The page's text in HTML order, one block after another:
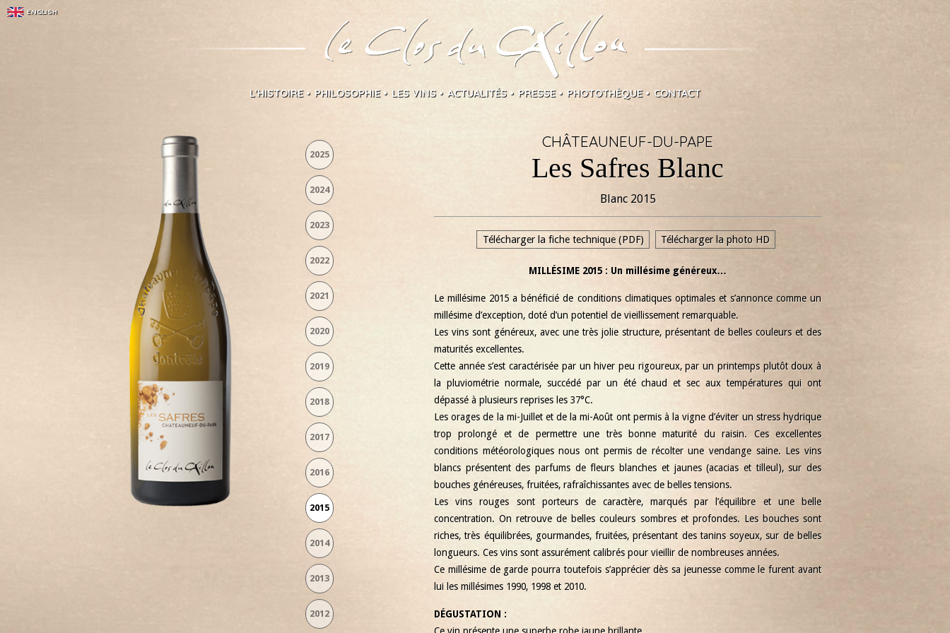
ENGLISH
L'HISTOIRE PHILOSOPHIE LES VINS ACTUALITÉS PRESSE PHOTOTHÈQUE CONTACT
2025
2024
2023
2022
2021
2020
2019
2018
2017
2016
2015
2014
2013
2012
CHÂTEAUNEUF-DU-PAPE
Les Safres Blanc
Blanc 2015
Télécharger la fiche technique (PDF) Télécharger la photo HD
MILLÉSIME 2015 : Un millésime généreux…
Le millésime 2015 a bénéficié de conditions climatiques optimales et s’annonce comme un
millésime d’exception, doté d’un potentiel de vieillissement remarquable.
Les vins sont généreux, avec une très jolie structure, présentant de belles couleurs et des
maturités excellentes.
Cette année s’est caractérisée par un hiver peu rigoureux, par un printemps plutôt doux à
la pluviométrie normale, succédé par un été chaud et sec aux températures qui ont
dépassé à plusieurs reprises les 37°C.
Les orages de la mi-Juillet et de la mi-Août ont permis à la vigne d’éviter un stress hydrique
trop prolongé et de permettre une très bonne maturité du raisin. Ces excellentes
conditions météorologiques nous ont permis de récolter une vendange saine. Les vins
blancs présentent des parfums de fleurs blanches et jaunes (acacias et tilleul), sur des
bouches généreuses, fruitées, rafraîchissantes avec de belles tensions.
Les vins rouges sont porteurs de caractère, marqués par l’équilibre et une belle
concentration. On retrouve de belles couleurs sombres et profondes. Les bouches sont
riches, très équilibrées, gourmandes, fruitées, présentant des tanins soyeux, sur de belles
longueurs. Ces vins sont assurément calibrés pour vieillir de nombreuses années.
Ce millésime de garde pourra toutefois s’apprécier dès sa jeunesse comme le furent avant
lui les millésimes 1990, 1998 et 2010.
DÉGUSTATION :